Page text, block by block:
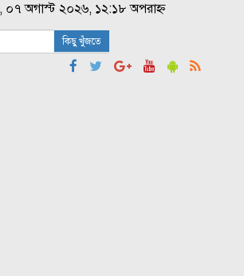
০৭ অগাস্ট ২০২৬, ১২:১৮ অপরাহ্ন
কিছু খুঁজতে